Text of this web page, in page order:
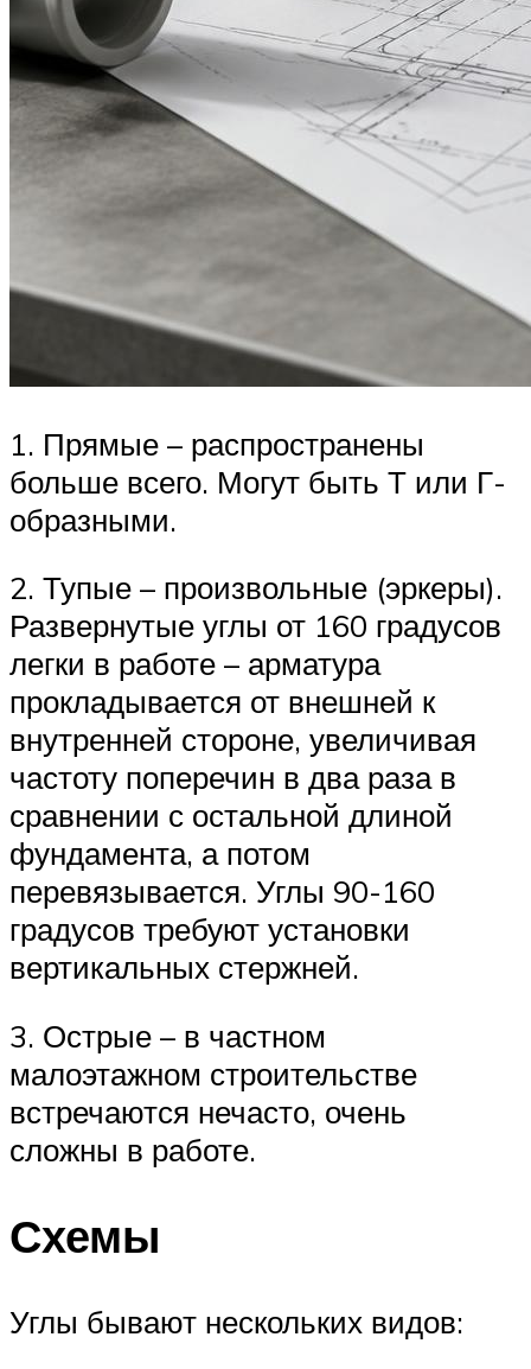
1. Прямые – распространены
больше всего. Могут быть Т или Г-
образными.
2. Тупые – произвольные (эркеры).
Развернутые углы от 160 градусов
легки в работе – арматура
прокладывается от внешней к
внутренней стороне, увеличивая
частоту поперечин в два раза в
сравнении с остальной длиной
фундамента, а потом
перевязывается. Углы 90-160
градусов требуют установки
вертикальных стержней.
3. Острые – в частном
малоэтажном строительстве
встречаются нечасто, очень
сложны в работе.
Схемы
Углы бывают нескольких видов: